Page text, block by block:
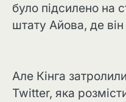
було підсилено на
штату Айова, де
Але Кінга
Twitter, яка